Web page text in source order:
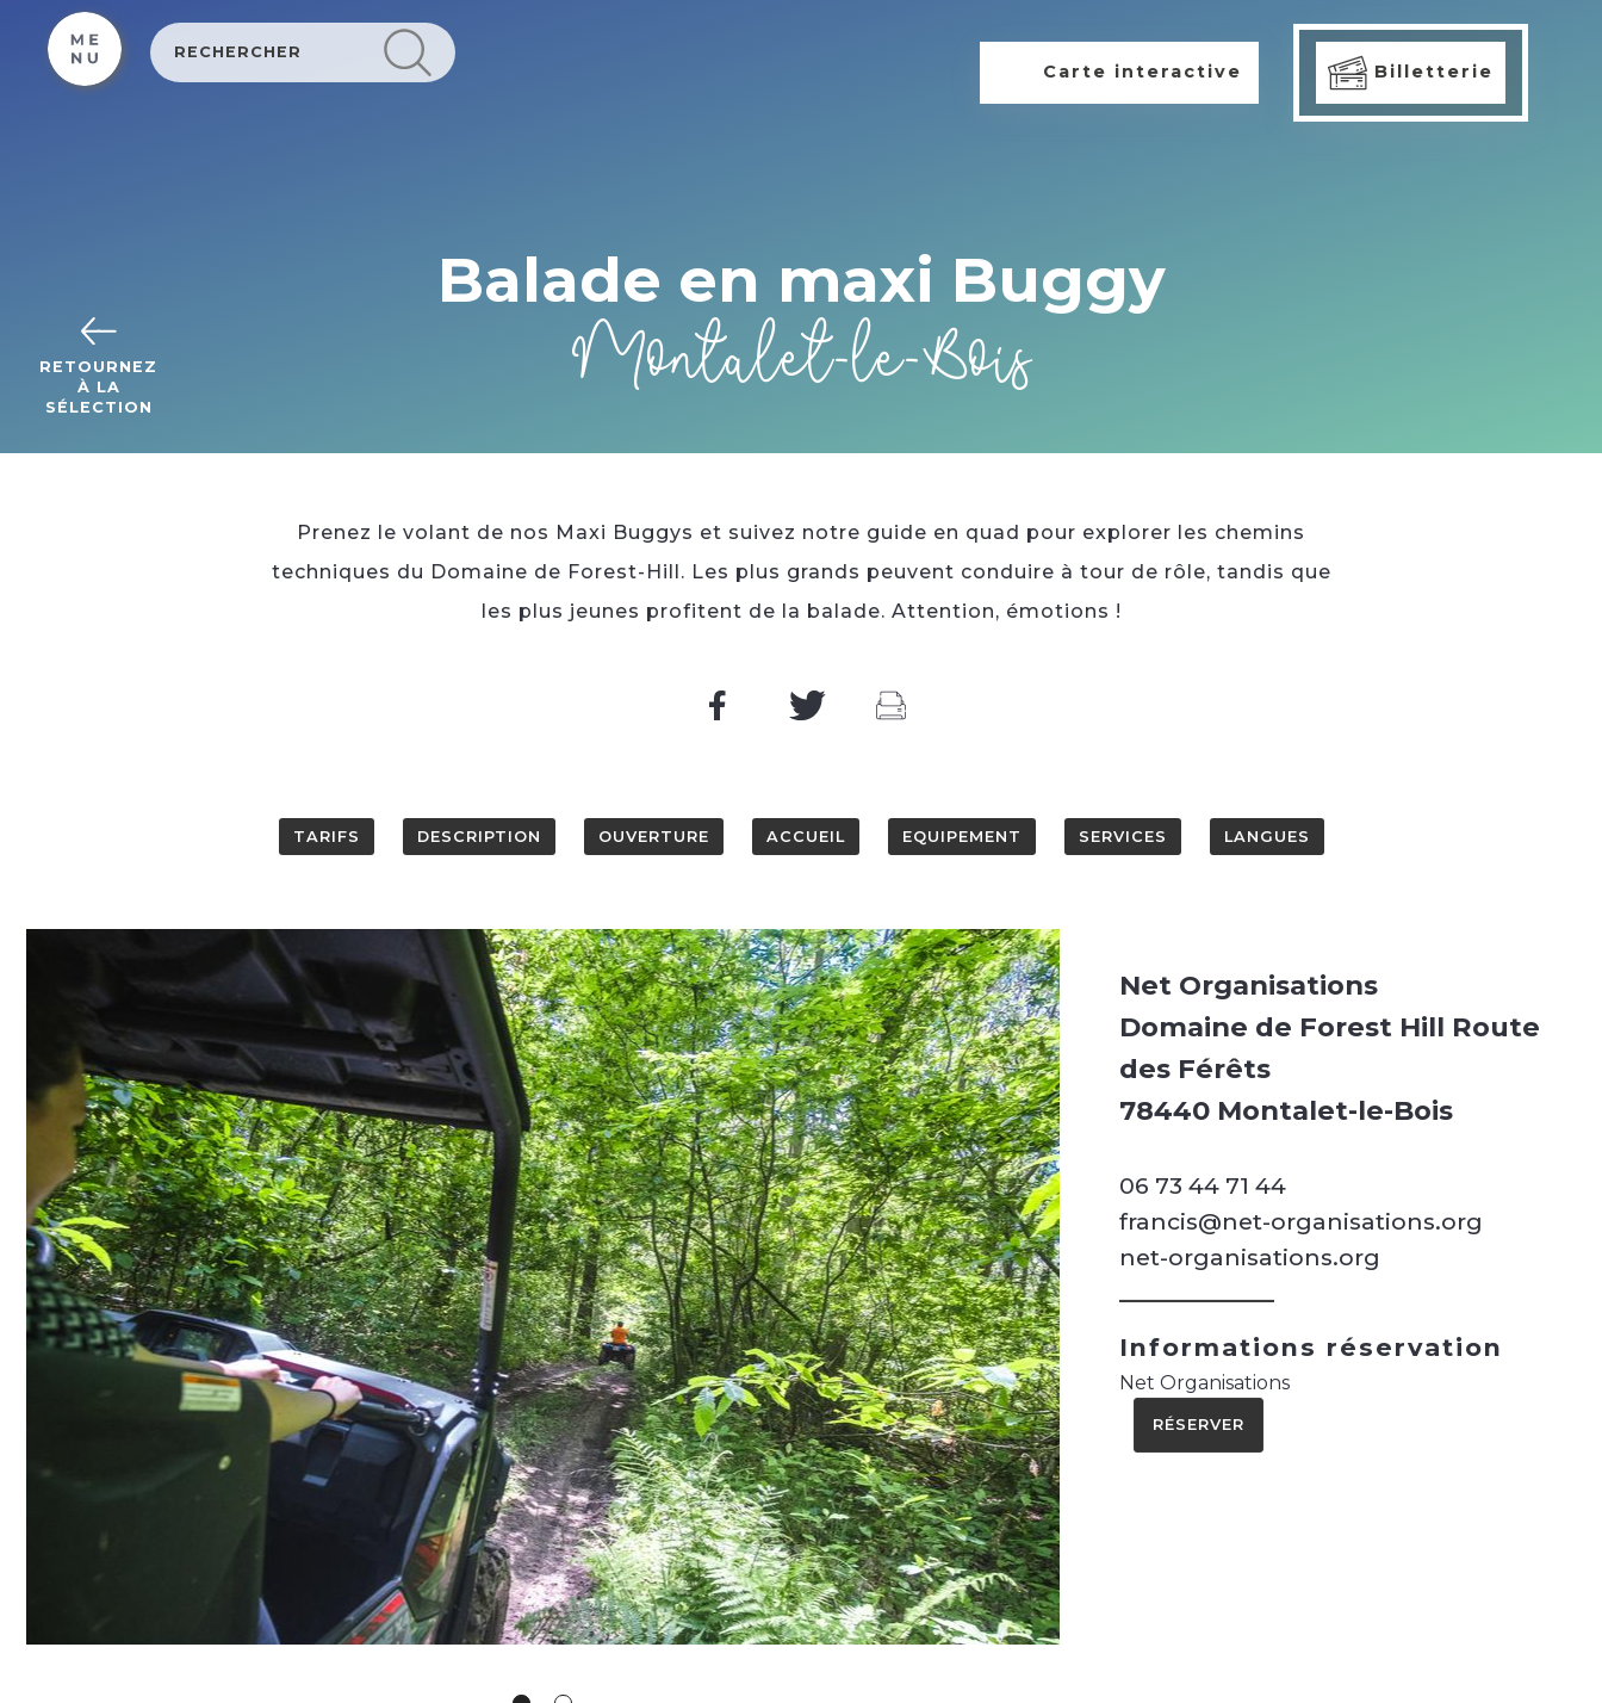
Carte interactive Billetterie
RETOURNEZ
À LA
SÉLECTION
Balade en maxi Buggy
Montalet-le-Bois
Prenez le volant de nos Maxi Buggys et suivez notre guide en quad pour explorer les chemins
techniques du Domaine de Forest-Hill. Les plus grands peuvent conduire à tour de rôle, tandis que
les plus jeunes profitent de la balade. Attention, émotions !
TARIFS DESCRIPTION OUVERTURE ACCUEIL EQUIPEMENT SERVICES LANGUES
Net Organisations
Domaine de Forest Hill Route
des Férêts
78440 Montalet-le-Bois
06 73 44 71 44
francis@net-organisations.org
net-organisations.org
Informations réservation
Net Organisations
RÉSERVER
Cookies beheer paneel